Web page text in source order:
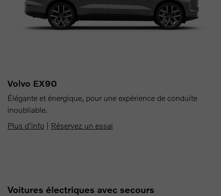
Volvo EX90
Élégante et énergique, pour une expérience de conduite
inoubliable.
Plus d'info
Réservez un essai
Voitures électriques avec secours